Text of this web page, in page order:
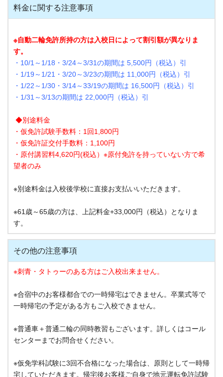
料金に関する注意事項
※自動二輪免許所持の方は入校日によって割引額が異なりま
す。
・10/1～1/18・3/24～3/31の期間は 5,500円（税込）引
・1/19～1/21・3/20～3/23の期間は 11,000円（税込）引
・1/22～1/30・3/14～33/19の期間は 16,500円（税込）引
・1/31～3/13の期間は 22,000円（税込）引
◆別途料金
・仮免許試験手数料：1回1,800円
・仮免許証交付手数料：1,100円
・原付講習料4,620円(税込）※原付免許を持っていない方で希
望者のみ
※別途料金は入校後学校に直接お支払いいただきます。
※61歳～65歳の方は、上記料金+33,000円（税込）となりま
す。
その他の注意事項
※刺青・タトゥーのある方はご入校出来ません。
※合宿中のお客様都合での一時帰宅はできません。卒業式等で
一時帰宅の予定がある方もご入校できません。
※普通車＋普通二輪の同時教習もございます。詳しくはコール
センターまでお問合せください。
※仮免学科試験に3回不合格になった場合は、原則として一時帰
宅していただきます。帰宅後お客様ご自身で地元運転免許試験